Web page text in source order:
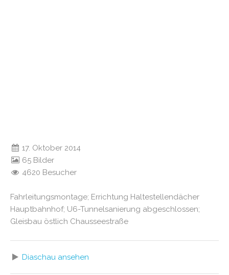
17. Oktober 2014
65 Bilder
4620 Besucher
Fahrleitungsmontage; Errichtung Haltestellendächer
Hauptbahnhof; U6-Tunnelsanierung abgeschlossen;
Gleisbau östlich Chausseestraße
Diaschau ansehen